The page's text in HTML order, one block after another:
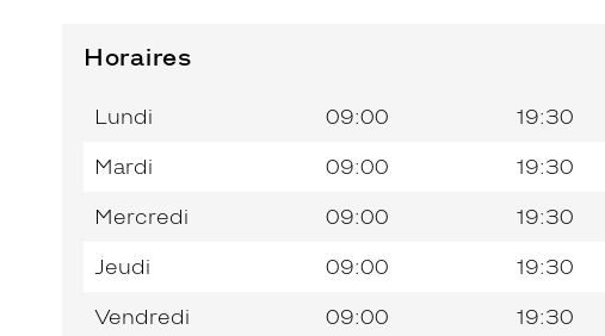
Horaires
Jour de
semaine
Horaires
l’après-
Lundi 09:00 19:30
Mardi 09:00 19:30
Mercredi 09:00 19:30
Jeudi 09:00 19:30
Vendredi 09:00 19:30